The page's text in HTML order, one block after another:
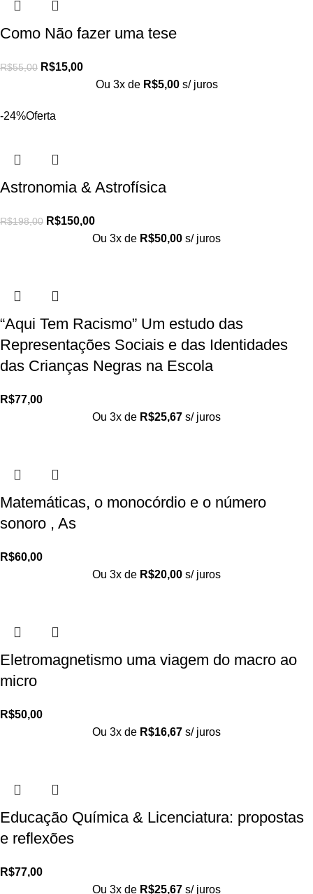
Como Não fazer uma tese
R$55,00 R$15,00
Ou 3x de R$5,00 s/ juros
-24%Oferta
Astronomia & Astrofísica
R$198,00 R$150,00
Ou 3x de R$50,00 s/ juros
“Aqui Tem Racismo” Um estudo das
Representações Sociais e das Identidades
das Crianças Negras na Escola
R$77,00
Ou 3x de R$25,67 s/ juros
Matemáticas, o monocórdio e o número
sonoro , As
R$60,00
Ou 3x de R$20,00 s/ juros
Eletromagnetismo uma viagem do macro ao
micro
R$50,00
Ou 3x de R$16,67 s/ juros
Educação Química & Licenciatura: propostas
e reflexões
R$77,00
Ou 3x de R$25,67 s/ juros